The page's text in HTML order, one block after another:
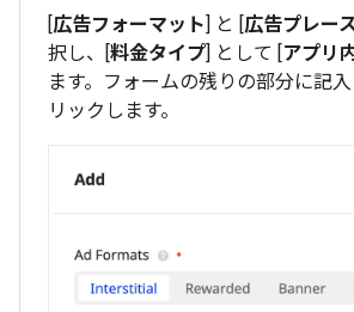
[広告フォーマット] と [広告プレー
択し、[料金タイプ] として [アプリ
ます。フォームの残りの部分に記
リックします。